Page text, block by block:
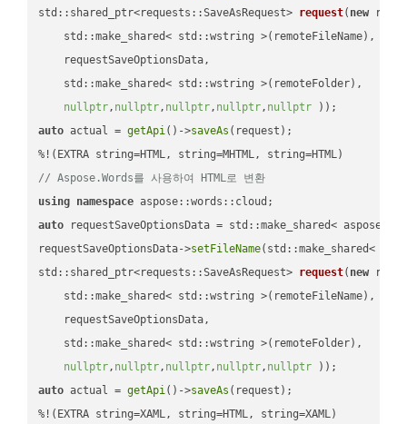
std::shared_ptr<requests::SaveAsRequest> request( new
    std::make_shared< std::wstring >(remoteFileName),
    requestSaveOptionsData,
    std::make_shared< std::wstring >(remoteFolder),
nullptr, nullptr, nullptr, nullptr, nullptr ))
auto actual = getApi()->saveAs (request);
// Aspose.Words를 사용하여 HTML로 변환
using namespace
auto requestSaveOptionsData = std::make_shared<
requestSaveOptionsData->setFileName(std::make_shared<
std::shared_ptr<requests::SaveAsRequest> request( new
    std::make_shared< std::wstring >(remoteFileName),
    requestSaveOptionsData,
    std::make_shared< std::wstring >(remoteFolder),
nullptr, nullptr, nullptr, nullptr, nullptr ))
auto actual = getApi()->saveAs (request);
%!(EXTRA string=XAML, string=HTML, string=XAML)